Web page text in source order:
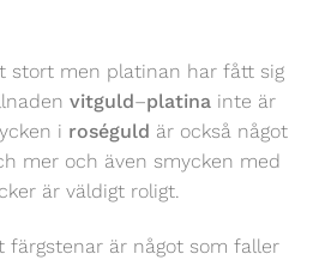
stort men platinan har fått sig
vitguld–platina inte är
i roséguld är också något
mer och även smycken med
är väldigt roligt.
färgstenar är något som faller